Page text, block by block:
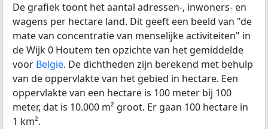
De grafiek toont het aantal adressen-, inwoners- en
wagens per hectare land. Dit geeft een beeld van "de
mate van concentratie van menselijke activiteiten" in
de Wijk 0 Houtem ten opzichte van het gemiddelde
voor België. De dichtheden zijn berekend met behulp
van de oppervlakte van het gebied in hectare. Een
oppervlakte van een hectare is 100 meter bij 100
meter, dat is 10.000 m² groot. Er gaan 100 hectare in
1 km².